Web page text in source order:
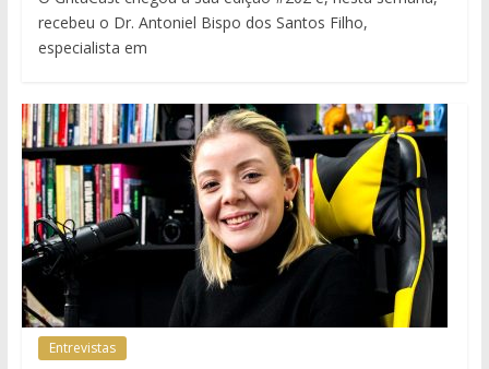
recebeu o Dr. Antoniel Bispo dos Santos Filho,
especialista em
Entrevistas